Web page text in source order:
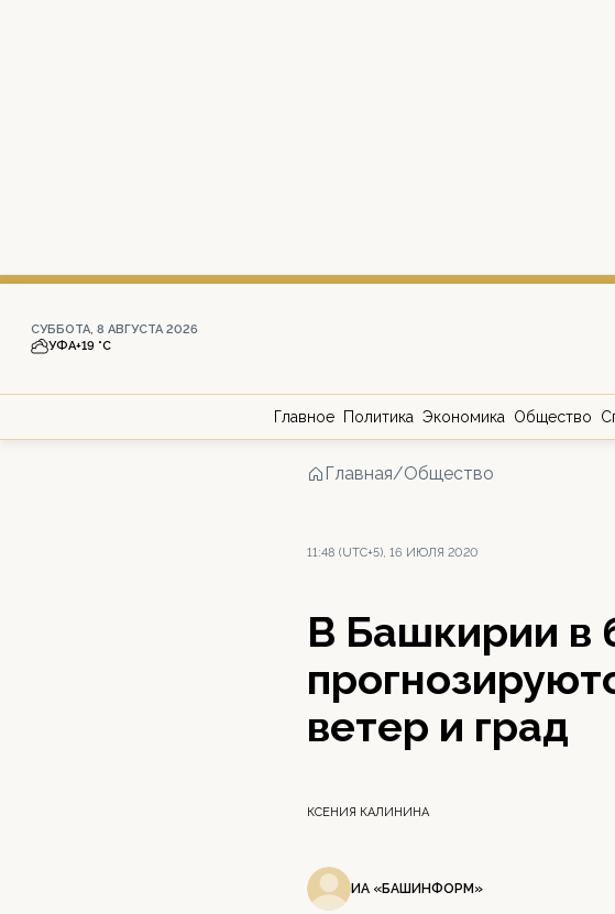
СУББОТА, 8 АВГУСТА 2026
УФА+19 °С
Главное Политика Экономика Общество
Главная/Общество
11:48 (UTC+5), 16 ИЮЛЯ 2020
В Башкирии
ветер и град
КСЕНИЯ КАЛИНИНА
ИА «БАШИНФОРМ»